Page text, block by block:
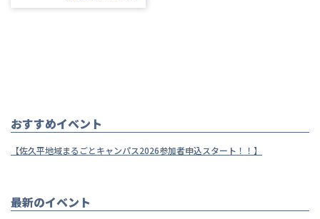
おすすめイベント
【佐久平地域まるごとキャンパス2026参加者申込スタート！！】
最新のイベント